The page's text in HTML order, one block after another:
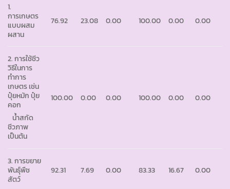
1.
การเกษตร
แบบผสม
ผสาน
76.92 23.08 0.00 100.00 0.00 0.00
2. การใช้ชีว
วิธีในการ
ทำการ
เกษตร เช่น
ปุ๋ยหมัก ปุ๋ย
คอก
น้ำสกัด
ชีวภาพ
เป็นต้น
100.00 0.00 0.00 100.00 0.00 0.00
3. การขยาย
พันธุ์พืช
สัตว์
92.31 7.69 0.00 83.33 16.67 0.00